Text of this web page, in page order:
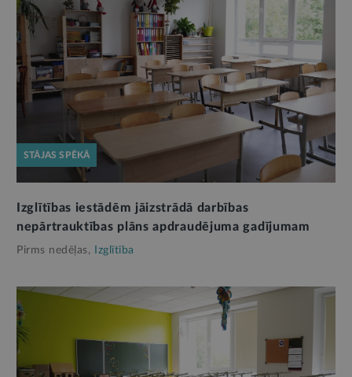
STĀJAS SPĒKĀ
Izglītības iestādēm jāizstrādā darbības
nepārtrauktības plāns apdraudējuma gadījumam
Pirms nedēļas, Izglītība